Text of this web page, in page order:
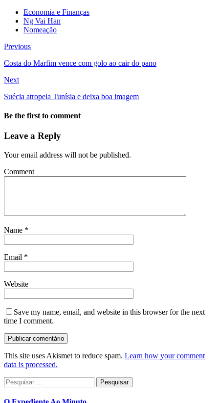
Economia e Finanças
Ng Vai Han
Nomeação
Previous
Costa do Marfim vence com golo ao cair do pano
Next
Suécia atropela Tunísia e deixa boa imagem
Be the first to comment
Leave a Reply
Your email address will not be published.
Comment
Name *
Email *
Website
Save my name, email, and website in this browser for the next
time I comment.
This site uses Akismet to reduce spam. Learn how your comment
data is processed.
Pesquisar
por: